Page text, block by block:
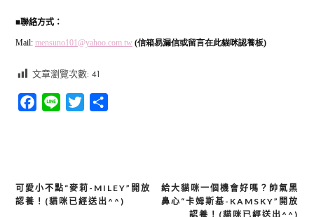
■聯絡方式：
Mail: mensuno101@yahoo.com.tw (信箱易漏信或留言在此貓咪認養板)
文章瀏覽次數: 41
Facebook
Line Twitter
文
給大貓咪一個機會好嗎？帥氣黑
鼻心“卡姆斯基-KAMSKY”開放
認養！(貓咪已經送出^^)
可愛小不點“麥莉-MILEY”開放
認養！(貓咪已經送出^^)